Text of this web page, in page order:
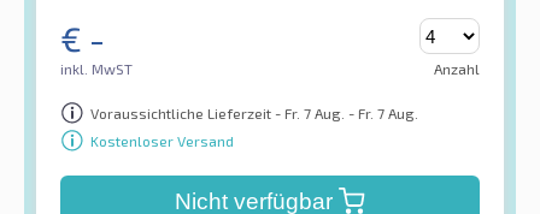
€ -
inkl. MwST Anzahl
Voraussichtliche Lieferzeit - Fr. 7 Aug. - Fr. 7 Aug.
Kostenloser Versand
Nicht verfügbar